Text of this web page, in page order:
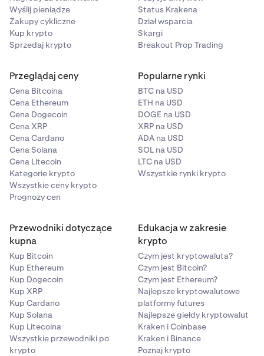
Wyślij pieniądze
Zakupy cykliczne
Kup krypto
Sprzedaj krypto
Status Krakena
Dział wsparcia
Skargi
Breakout Prop Trading
Przeglądaj ceny
Cena Bitcoina
Cena Ethereum
Cena Dogecoin
Cena XRP
Cena Cardano
Cena Solana
Cena Litecoin
Kategorie krypto
Wszystkie ceny krypto
Prognozy cen
Popularne rynki
BTC na USD
ETH na USD
DOGE na USD
XRP na USD
ADA na USD
SOL na USD
LTC na USD
Wszystkie rynki krypto
Przewodniki dotyczące
kupna
Kup Bitcoin
Kup Ethereum
Kup Dogecoin
Kup XRP
Kup Cardano
Kup Solana
Kup Litecoina
Wszystkie przewodniki po
krypto
Edukacja w zakresie
krypto
Czym jest kryptowaluta?
Czym jest Bitcoin?
Czym jest Ethereum?
Najlepsze kryptowalutowe
platformy futures
Najlepsze giełdy kryptowalut
Kraken i Coinbase
Kraken i Binance
Poznaj krypto